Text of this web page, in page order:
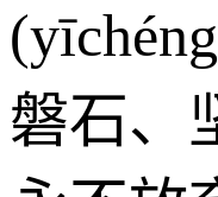
磐石、